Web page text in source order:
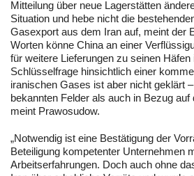
Mitteilung über neue Lagerstätten
Situation und hebe nicht die
Gasexport aus dem Iran auf, meint der
Worten könne China an einer
für weitere Lieferungen zu seinen Häfen
Schlüsselfrage hinsichtlich einer
iranischen Gases ist aber nicht geklärt
bekannten Felder als auch in Bezug auf
meint Prawosudow.
„Notwendig ist eine Bestätigung der
Beteiligung kompetenter Unternehmen
Arbeitserfahrungen. Doch auch ohne